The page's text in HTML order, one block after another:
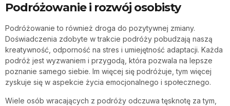
Podróżowanie i rozwój osobisty
Podróżowanie to również droga do pozytywnej zmiany.
Doświadczenia zdobyte w trakcie podróży pobudzają naszą
kreatywność, odporność na stres i umiejętność adaptacji. Każda
podróż jest wyzwaniem i przygodą, która pozwala na lepsze
poznanie samego siebie. Im więcej się podróżuje, tym więcej
zyskuje się w aspekcie życia emocjonalnego i społecznego.
Wiele osób wracających z podróży odczuwa tęsknotę za tym,